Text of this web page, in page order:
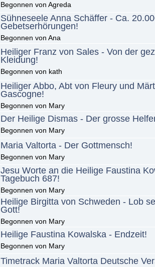
Begonnen von Agreda
Sühneseele Anna Schäffer - Ca.
Gebetserhörungen!
Begonnen von Ana
Heiliger Franz von Sales - Von der
Kleidung!
Begonnen von kath
Heiliger Abbo, Abt von Fleury und
Gascogne!
Begonnen von Mary
Der Heilige Dismas - Der grosse
Begonnen von Mary
Maria Valtorta - Der Gottmensch!
Begonnen von Mary
Jesu Worte an die Heilige Faustina
Tagebuch 687!
Begonnen von Mary
Heilige Birgitta von Schweden - Lob
Gott!
Begonnen von Mary
Heilige Faustina Kowalska - Endzeit!
Begonnen von Mary
Timetrack Maria Valtorta Deutsche